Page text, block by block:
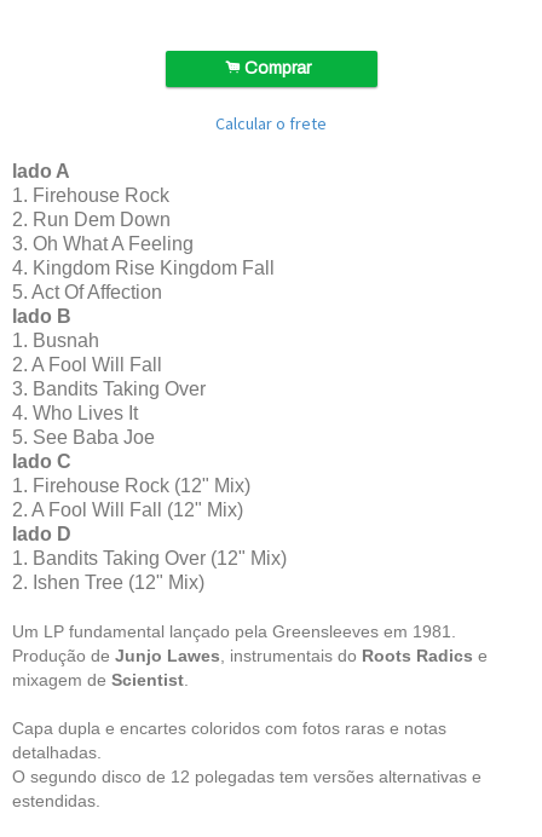
.Comprar
Calcular o frete
lado A
1. Firehouse Rock
2. Run Dem Down
3. Oh What A Feeling
4. Kingdom Rise Kingdom Fall
5. Act Of Affection
lado B
1. Busnah
2. A Fool Will Fall
3. Bandits Taking Over
4. Who Lives It
5. See Baba Joe
lado C
1. Firehouse Rock (12" Mix)
2. A Fool Will Fall (12" Mix)
lado D
1. Bandits Taking Over (12" Mix)
2. Ishen Tree (12" Mix)
Um LP fundamental lançado pela Greensleeves em 1981.
Produção de Junjo Lawes , instrumentais do Roots Radics e
mixagem de Scientist
Capa dupla e encartes coloridos com fotos raras e notas
detalhadas.
O segundo disco de 12 polegadas tem versões alternativas e
estendidas.